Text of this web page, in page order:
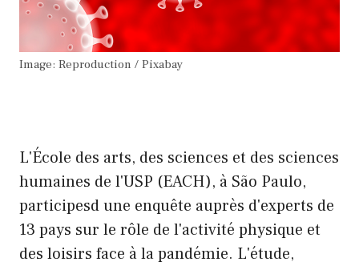
Image: Reproduction / Pixabay
L'École des arts, des sciences et des sciences
humaines de l'USP (EACH), à São Paulo,
participesd une enquête auprès d'experts de
13 pays sur le rôle de l'activité physique et
des loisirs face à la pandémie. L'étude,